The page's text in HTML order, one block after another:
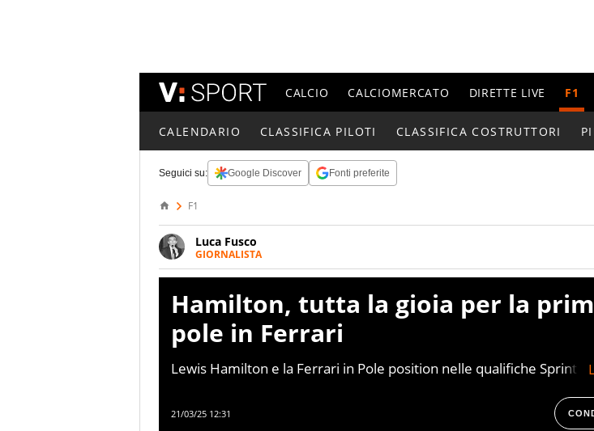
CALCIO CALCIOMERCATO DIRETTE LIVE F1
CALENDARIO CLASSIFICA PILOTI CLASSIFICA COSTRUTTORI
Seguici su: Google Discover Fonti preferite
F1
Luca Fusco
GIORNALISTA
Giornalista multimediale. Quando si accendono i motori, lui sgasa,
Hamilton, tutta la gioia per la
pole in Ferrari
Lewis Hamilton e la Ferrari in Pole position nelle qualifiche Sprint
21/03/25 12:31